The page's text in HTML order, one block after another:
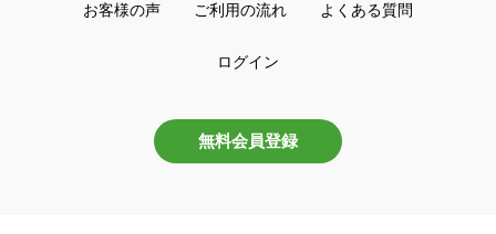
お客様の声 ご利用の流れ よくある質問
ログイン
無料会員登録